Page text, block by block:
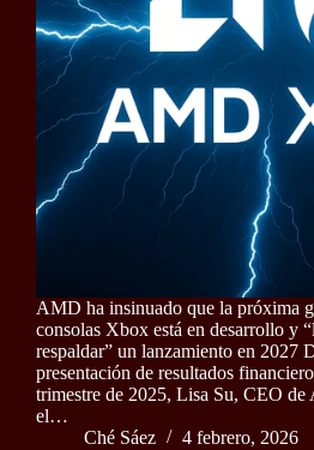
AMD ha insinuado que la próxima
consolas Xbox está en desarrollo y
respaldar” un lanzamiento en 2027
presentación de resultados
trimestre de 2025, Lisa Su, CEO
el…
Ché Sáez
4 febrero, 2026